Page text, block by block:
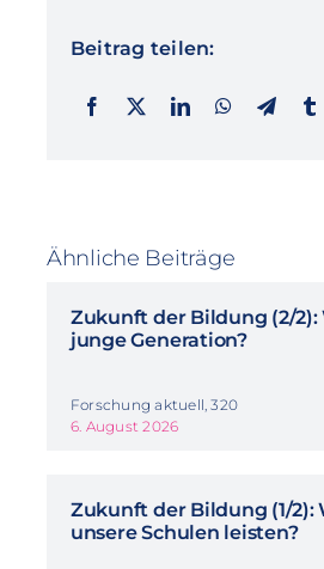
Beitrag teilen:
Ähnliche Beiträge
Zukunft der Bildung (2/2):
junge Generation?
Forschung aktuell, 320
6. August 2026
Zukunft der Bildung (1/2):
unsere Schulen leisten?